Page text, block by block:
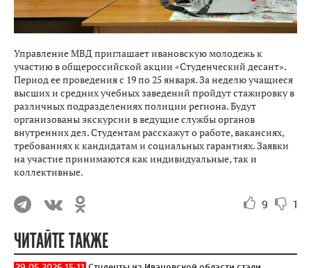
Управление МВД приглашает ивановскую молодежь к
участию в общероссийской акции «Студенческий десант».
Период ее проведения с 19 по 25 января. За неделю учащиеся
высших и средних учебных заведений пройдут стажировку в
различных подразделениях полиции региона. Будут
организованы экскурсии в ведущие службы органов
внутренних дел. Студентам расскажут о работе, вакансиях,
требованиях к кандидатам и социальных гарантиях. Заявки
на участие принимаются как индивидуальные, так и
коллективные.
9 1
ЧИТАЙТЕ ТАКЖЕ